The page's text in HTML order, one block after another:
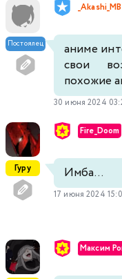
Постоялец
_Akashi_MB
аниме
свои
похожие
30 июня 2024
Гуру
Fire_Doom
Имба...
17 июня 2024
Максим